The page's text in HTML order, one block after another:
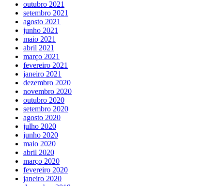
outubro 2021
setembro 2021
agosto 2021
junho 2021
maio 2021
abril 2021
março 2021
fevereiro 2021
janeiro 2021
dezembro 2020
novembro 2020
outubro 2020
setembro 2020
agosto 2020
julho 2020
junho 2020
maio 2020
abril 2020
março 2020
fevereiro 2020
janeiro 2020